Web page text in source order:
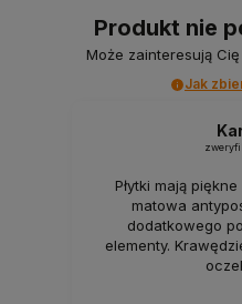
Produkt nie
Może zainteresują
Jak
Płytki mają
matowa
dodatkowego
elementy.